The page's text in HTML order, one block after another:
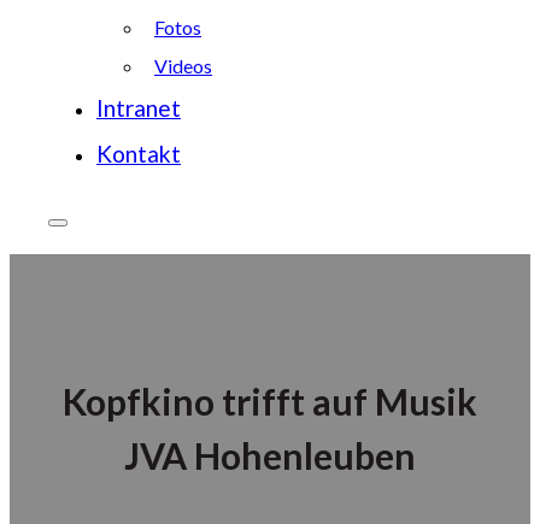
Fotos
Videos
Intranet
Kontakt
Kopfkino trifft auf Musik
JVA Hohenleuben